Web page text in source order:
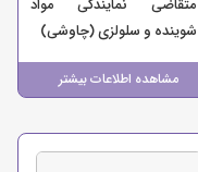
مشاهده اطلاعات بیشتر
متقاضی نمایندگی مواد
شوینده و سلولزی (چاوشی)